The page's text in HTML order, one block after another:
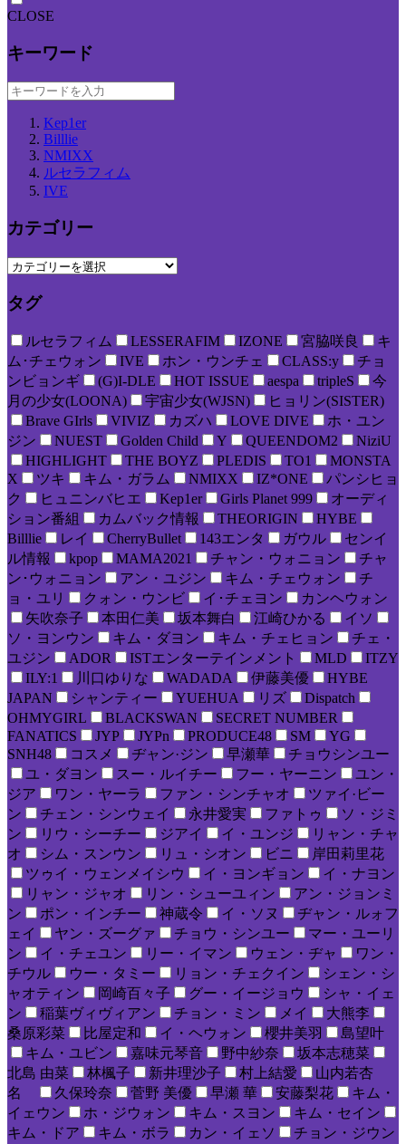
CLOSE
キーワード
Kep1er
Billlie
NMIXX
ルセラフィム
IVE
カテゴリー
タグ
ルセラフィム LESSERAFIM IZONE 宮脇咲良
キ
ム･チェウォン
IVE ホン・ウンチェ CLASS:y
チョ
ンビョンギ
(G)I-DLE HOT ISSUE aespa tripleS
今
月の少女(LOONA)
宇宙少女(WJSN)
ヒョリン(SISTER)
Brave GIrls
VIVIZ カズハ LOVE DIVE
ホ・ユン
ジン
NUEST Golden Child Y QUEENDOM2
NiziU
HIGHLIGHT
THE BOYZ PLEDIS TO1
MONSTA
X
ツキ キム・ガラム NMIXX IZ*ONE
パンシヒョ
ク
ヒュニンバヒエ Kep1er Girls Planet 999
オーディ
ション番組
カムバック情報 THEORIGIN
HYBE
Billlie
レイ CherryBullet 143エンタ ガウル
センイ
ル情報
kpop MAMA2021 チャン・ウォニョン
チャ
ン･ウォニョン
アン・ユジン キム・チェウォン
チ
ョ・ユリ
クォン・ウンビ イ･チェヨン
カンヘウォン
矢吹奈子
本田仁美 坂本舞白 江崎ひかる
イソ
ソ・ヨンウン
キム・ダヨン キム・チェヒョン
チェ・
ユジン
ADOR ISTエンターテインメント MLD
ITZY
ILY:1
川口ゆりな WADADA 伊藤美優
HYBE
JAPAN
シャンティー YUEHUA リズ
Dispatch
OHMYGIRL
BLACKSWAN
SECRET NUMBER
FANATICS
JYP JYPn PRODUCE48 SM
YG
SNH48
コスメ ヂャン·ジン 早瀬華
チョウシンユー
ユ・ダヨン
スー・ルイチー フー・ヤーニン
ユン・
ジア
ワン・ヤーラ ファン・シンチャオ
ツァイ·ビー
ン
チェン・シンウェイ 永井愛実 ファトゥ
ソ・ジミ
ン
リウ・シーチー ジアイ イ・ユンジ
リャン・チャ
オ
シム・スンウン リュ・シオン ビニ
岸田莉里花
ツゥイ・ウェンメイシウ
イ・ヨンギョン
イ・ナヨン
リャン・ジャオ
リン・シューユィン
アン・ジョンミ
ン
ポン・インチー 神蔵令 イ・ソヌ
ヂャン・ルォフ
ェイ
ヤン・ズーグァ チョウ・シンユー
マー・ユーリ
ン
イ・チェユン リー・イマン ウェン・ヂャ
ワン・
チウル
ウー・タミー リョン・チェクイン
シェン・シ
ャオティン
岡崎百々子 グー・イージョウ
シャ・イェ
ン
稲葉ヴィヴィアン チョン・ミン メイ
大熊李
桑原彩菜
比屋定和 イ・ヘウォン 櫻井美羽
島望叶
キム・ユビン
嘉味元琴音 野中紗奈
坂本志穂菜
北島 由菜
林楓子 新井理沙子 村上結愛
山内若杏
名
久保玲奈 菅野 美優 早瀬 華 安藤梨花
キム・
イェウン
ホ・ジウォン キム・スヨン
キム・セイン
キム・ドア
キム・ボラ カン・イェソ
チョン・ジウン